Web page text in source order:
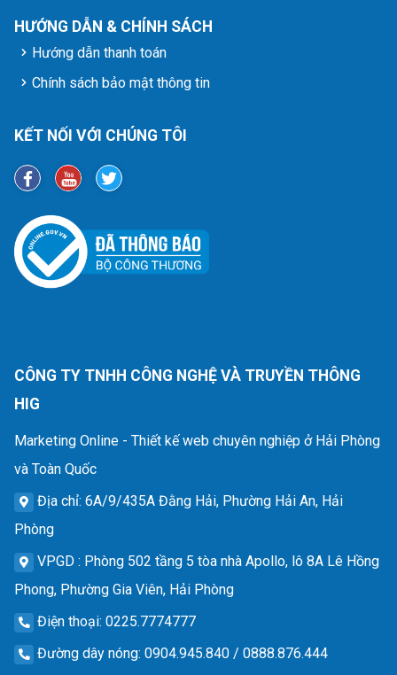
HƯỚNG DẪN & CHÍNH SÁCH
Hướng dẫn thanh toán
Chính sách bảo mật thông tin
KẾT NỐI VỚI CHÚNG TÔI
CÔNG TY TNHH CÔNG NGHỆ VÀ TRUYỀN THÔNG
HIG
Marketing Online - Thiết kế web chuyên nghiệp ở Hải Phòng
và Toàn Quốc
Địa chỉ: 6A/9/435A Đằng Hải, Phường Hải An, Hải
Phòng
VPGD : Phòng 502 tầng 5 tòa nhà Apollo, lô 8A Lê Hồng
Phong, Phường Gia Viên, Hải Phòng
Điện thoại: 0225.7774777
Đường dây nóng: 0904.945.840 / 0888.876.444